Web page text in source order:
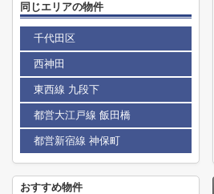
同じエリアの物件
千代田区
西神田
東西線 九段下
都営大江戸線 飯田橋
都営新宿線 神保町
おすすめ物件